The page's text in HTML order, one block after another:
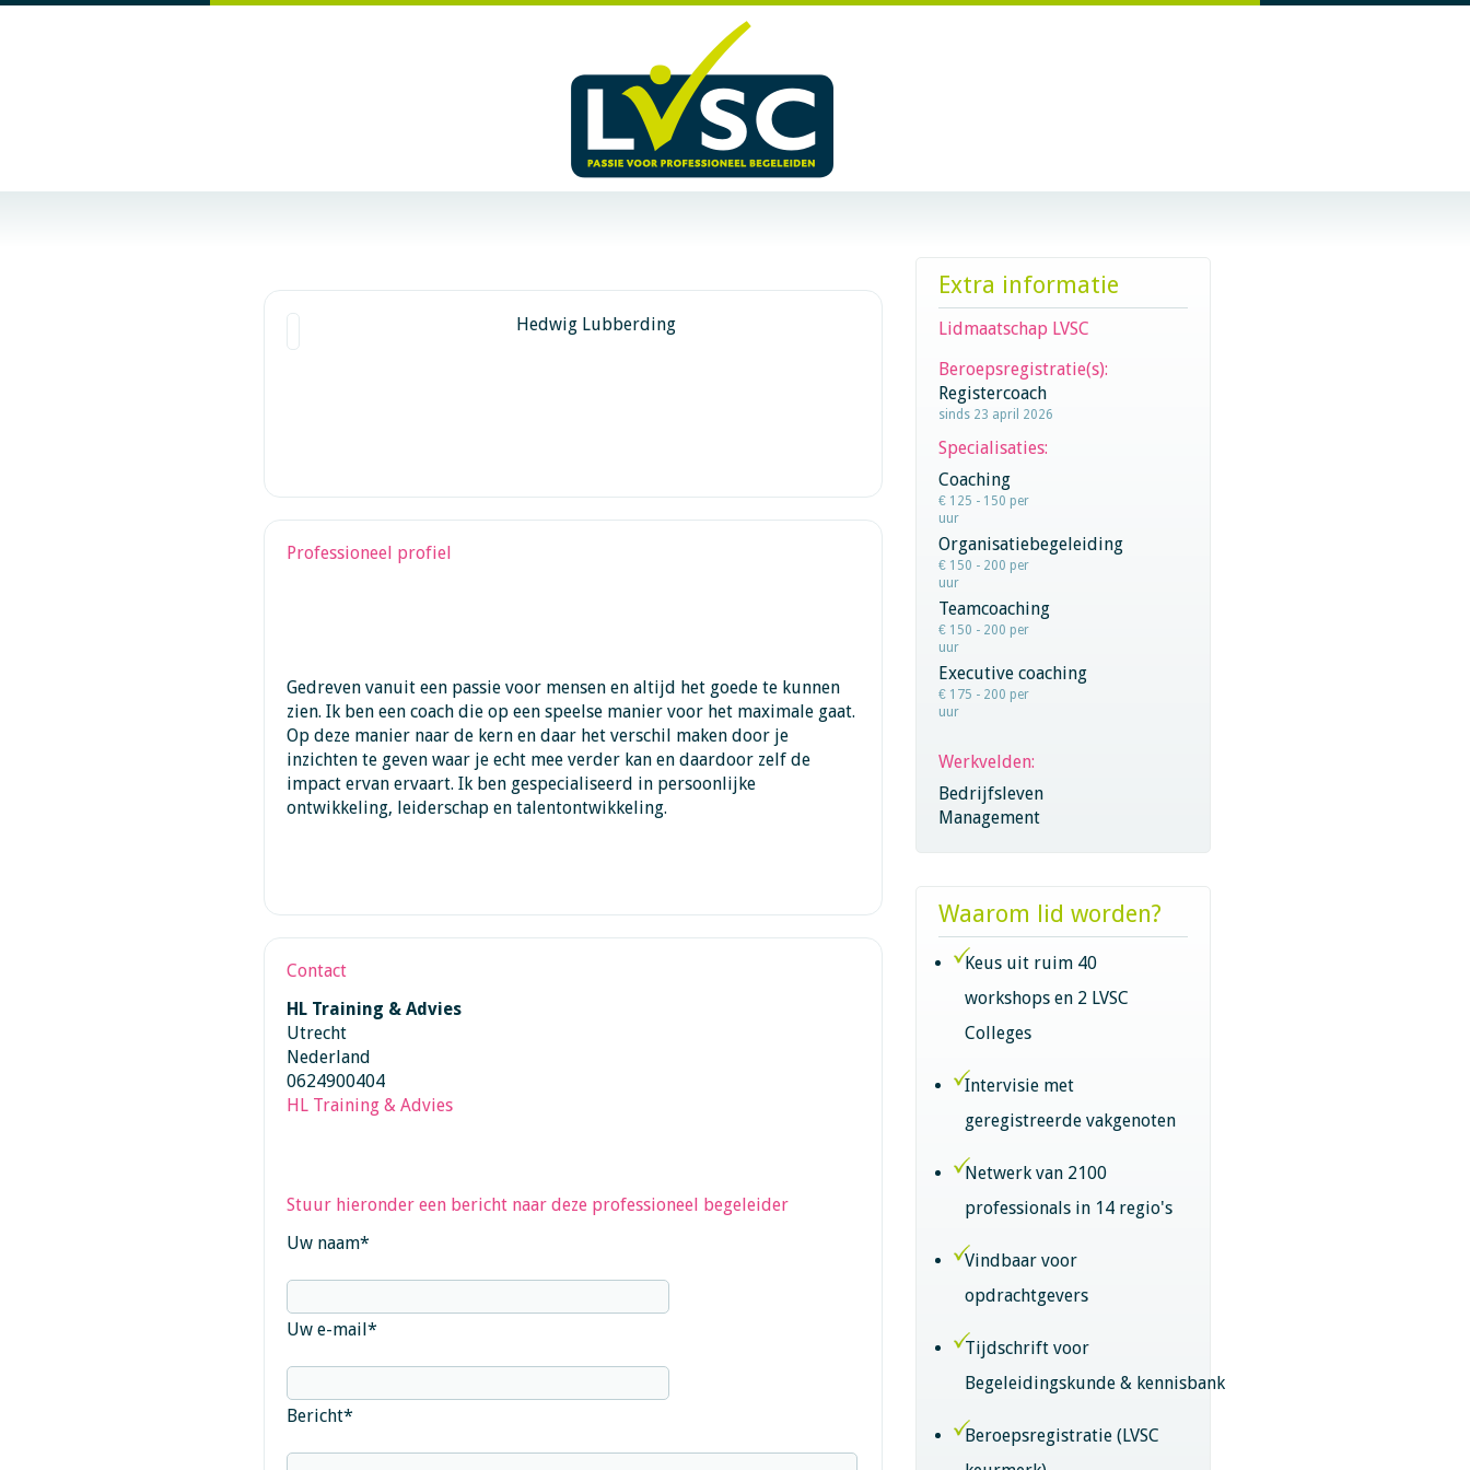
Hedwig Lubberding
Professioneel profiel
Gedreven vanuit een passie voor mensen en altijd het goede te kunnen
zien. Ik ben een coach die op een speelse manier voor het maximale gaat.
Op deze manier naar de kern en daar het verschil maken door je
inzichten te geven waar je echt mee verder kan en daardoor zelf de
impact ervan ervaart. Ik ben gespecialiseerd in persoonlijke
ontwikkeling, leiderschap en talentontwikkeling.
Contact
HL Training & Advies
Utrecht
Nederland
0624900404
HL Training & Advies
Stuur hieronder een bericht naar deze professioneel begeleider
Uw naam*
Uw e-mail*
Bericht*
Extra informatie
Lidmaatschap LVSC
Beroepsregistratie(s):
Registercoach
sinds 23 april 2026
Specialisaties:
Coaching
€ 125 - 150 per
uur
Organisatiebegeleiding
€ 150 - 200 per
uur
Teamcoaching
€ 150 - 200 per
uur
Executive coaching
€ 175 - 200 per
uur
Werkvelden:
Bedrijfsleven
Management
Waarom lid worden?
Keus uit ruim 40
workshops en 2 LVSC
Colleges
Intervisie met
geregistreerde vakgenoten
Netwerk van 2100
professionals in 14 regio's
Vindbaar voor
opdrachtgevers
Tijdschrift voor
Begeleidingskunde & kennisbank
Beroepsregistratie (LVSC